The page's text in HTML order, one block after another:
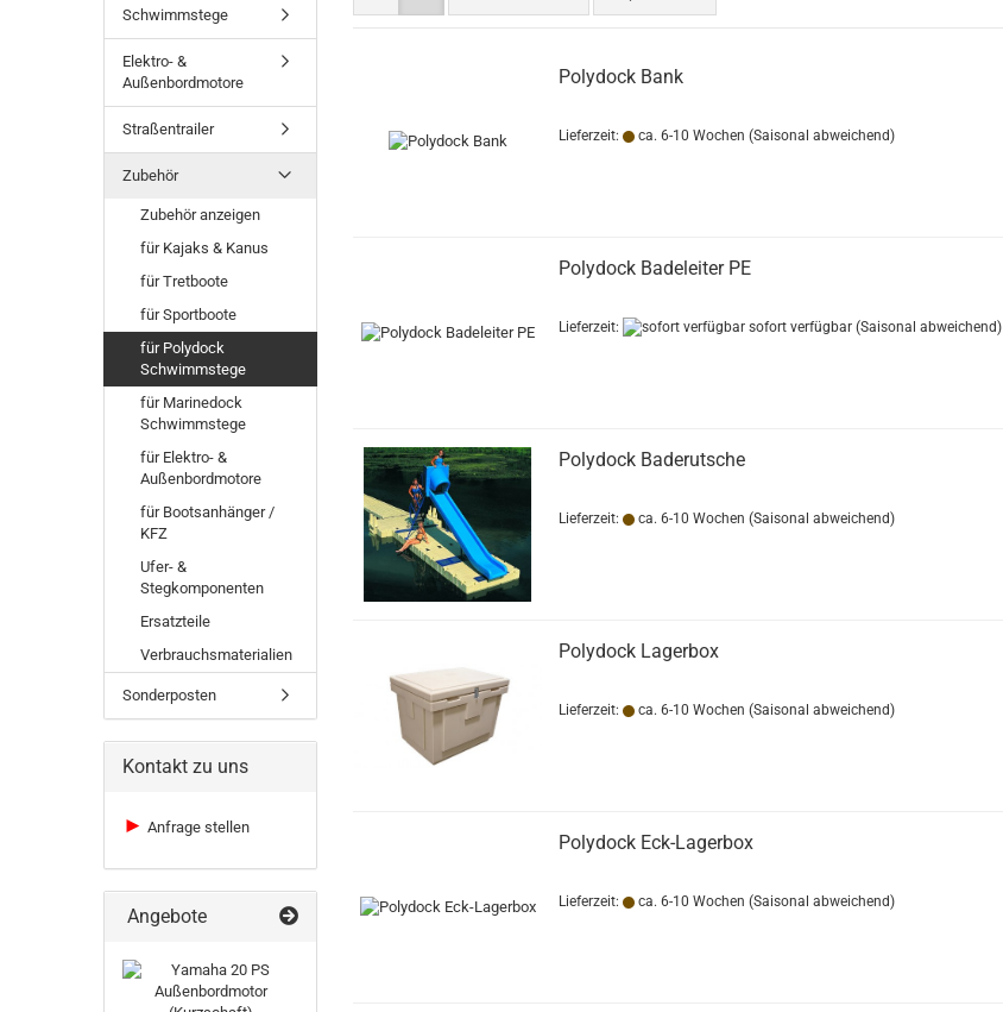
Polydock Bank
Lieferzeit: ca. 6-10 Wochen (Saisonal abweichend)
Polydock Badeleiter PE
Lieferzeit: sofort verfügbar (Saisonal abweichend)
Polydock Baderutsche
Lieferzeit: ca. 6-10 Wochen (Saisonal abweichend)
Polydock Lagerbox
Lieferzeit: ca. 6-10 Wochen (Saisonal abweichend)
Polydock Eck-Lagerbox
Lieferzeit: ca. 6-10 Wochen (Saisonal abweichend)
Schwimmstege
Elektro- &
Außenbordmotore
Straßentrailer
Zubehör
Zubehör anzeigen
für Kajaks & Kanus
für Tretboote
für Sportboote
für Polydock
Schwimmstege
für Marinedock
Schwimmstege
für Elektro- &
Außenbordmotore
für Bootsanhänger /
KFZ
Ufer- &
Stegkomponenten
Ersatzteile
Verbrauchsmaterialien
Sonderposten
Kontakt zu uns
► Anfrage stellen
Angebote